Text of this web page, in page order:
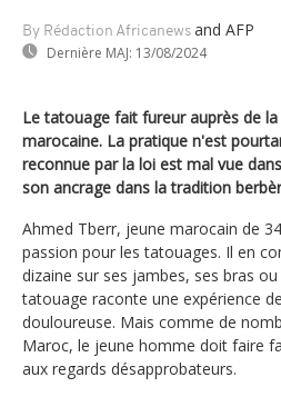
By Rédaction Africanews and AFP
Dernière MAJ: 13/08/2024
Le tatouage fait fureur auprès de
marocaine. La pratique n'est
reconnue par la loi est mal vue
son ancrage dans la tradition
Ahmed Tberr, jeune marocain de
passion pour les tatouages. Il en
dizaine sur ses jambes, ses bras
tatouage raconte une expérience
douloureuse. Mais comme de
Maroc, le jeune homme doit faire
aux regards désapprobateurs.